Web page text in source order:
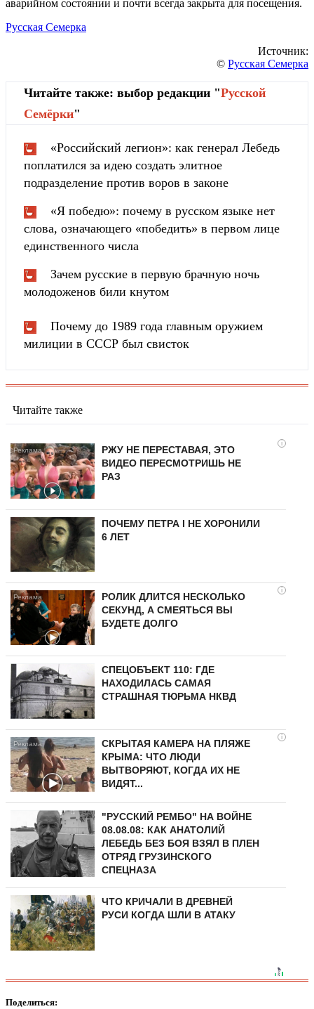
аварийном состоянии и почти всегда закрыта для посещения.
Русская Семерка
Источник:
© Русская Семерка
Читайте также: выбор редакции "Русской
Cемёрки"
«Российский легион»: как генерал Лебедь
поплатился за идею создать элитное
подразделение против воров в законе
«Я победю»: почему в русском языке нет
слова, означающего «победить» в первом лице
единственного числа
Зачем русские в первую брачную ночь
молодоженов били кнутом
Почему до 1989 года главным оружием
милиции в СССР был свисток
Читайте также
i
РЖУ НЕ ПЕРЕСТАВАЯ, ЭТО
ВИДЕО ПЕРЕСМОТРИШЬ НЕ
РАЗ
ПОЧЕМУ ПЕТРА I НЕ ХОРОНИЛИ
6 ЛЕТ
i
РОЛИК ДЛИТСЯ НЕСКОЛЬКО
СЕКУНД, А СМЕЯТЬСЯ ВЫ
БУДЕТЕ ДОЛГО
СПЕЦОБЪЕКТ 110: ГДЕ
НАХОДИЛАСЬ САМАЯ
СТРАШНАЯ ТЮРЬМА НКВД
i
СКРЫТАЯ КАМЕРА НА ПЛЯЖЕ
КРЫМА: ЧТО ЛЮДИ
ВЫТВОРЯЮТ, КОГДА ИХ НЕ
ВИДЯТ...
"РУССКИЙ РЕМБО" НА ВОЙНЕ
08.08.08: КАК АНАТОЛИЙ
ЛЕБЕДЬ БЕЗ БОЯ ВЗЯЛ В ПЛЕН
ОТРЯД ГРУЗИНСКОГО
СПЕЦНАЗА
ЧТО КРИЧАЛИ В ДРЕВНЕЙ
РУСИ КОГДА ШЛИ В АТАКУ
Поделиться: